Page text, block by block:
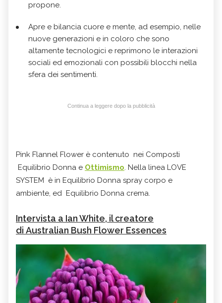
propone.
Apre e bilancia cuore e mente, ad esempio, nelle
nuove generazioni e in coloro che sono
altamente tecnologici e reprimono le interazioni
sociali ed emozionali con possibili blocchi nella
sfera dei sentimenti.
Continua a leggere dopo la pubblicità
Pink Flannel Flower è contenuto nei Composti
Equilibrio Donna e Ottimismo. Nella linea LOVE
SYSTEM è in Equilibrio Donna spray corpo e
ambiente, ed Equilibrio Donna crema.
Intervista a Ian White, il creatore
di Australian Bush Flower Essences